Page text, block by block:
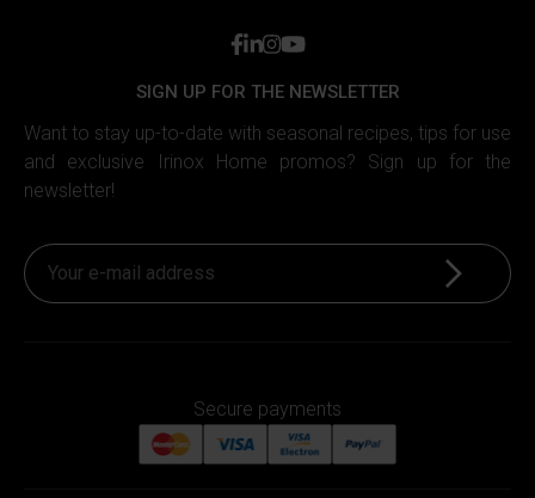
facebook
linkedin
instagram
youtube
SIGN UP FOR THE NEWSLETTER
Want to stay up-to-date with seasonal recipes, tips for use
and exclusive Irinox Home promos? Sign up for the
newsletter!
Sign up
Secure payments